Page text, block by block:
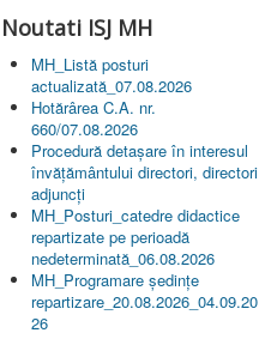
Noutati ISJ MH
MH_Listă posturi
actualizată_07.08.2026
Hotărârea C.A. nr.
660/07.08.2026
Procedură detașare în interesul
învățământului directori, directori
adjuncți
MH_Posturi_catedre didactice
repartizate pe perioadă
nedeterminată_06.08.2026
MH_Programare ședințe
repartizare_20.08.2026_04.09.20
26